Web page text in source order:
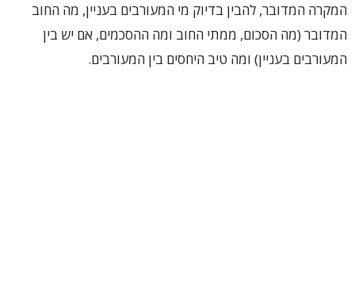
המקרה המדובר, להבין בדיוק מי המעורבים בעניין, מה החוב
המדובר (מה הסכום, ממתי החוב ומה ההסכמים, אם יש בין
המעורבים בעניין) ומה טיב היחסים בין המעורבים.